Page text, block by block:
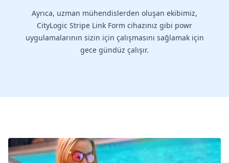
Ayrıca, uzman mühendislerden oluşan ekibimiz,
CityLogic Stripe Link Form cihazınız gibi powr
uygulamalarının sizin için çalışmasını sağlamak için
gece gündüz çalışır.